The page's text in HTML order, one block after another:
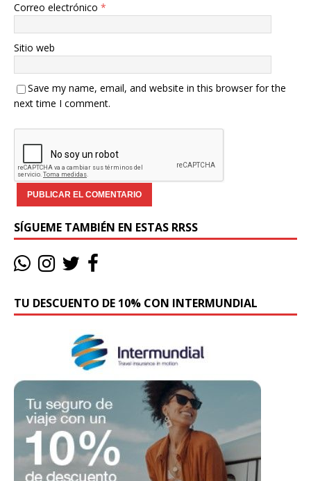
Correo electrónico *
Sitio web
Save my name, email, and website in this browser for the
next time I comment.
SÍGUEME TAMBIÉN EN ESTAS RRSS
TU DESCUENTO DE 10% CON INTERMUNDIAL